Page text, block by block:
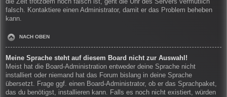
die Zeit trotzdem noch falsch ist, geht die Uhr des Servers vermutlich
falsch. Kontaktiere einen Administrator, damit er das Problem beheben
kann.
NACH OBEN
Meine Sprache steht auf diesem Board nicht zur Auswahl!
Meist hat die Board-Administration entweder deine Sprache nicht
installiert oder niemand hat das Forum bislang in deine Sprache
übersetzt. Frage ggf. einen Board-Administrator, ob er das Sprachpaket,
das du benötigst, installieren kann. Falls es noch nicht existiert, würden